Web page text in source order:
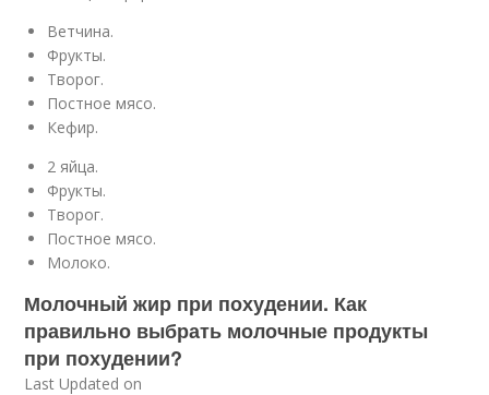
Ветчина.
Фрукты.
Творог.
Постное мясо.
Кефир.
2 яйца.
Фрукты.
Творог.
Постное мясо.
Молоко.
Молочный жир при похудении. Как
правильно выбрать молочные продукты
при похудении?
Last Updated on